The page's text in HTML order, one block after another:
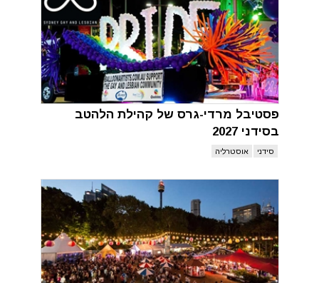
פסטיבל מרדי-גרס של קהילת הלהטב
בסידני 2027
סידני אוסטרליה